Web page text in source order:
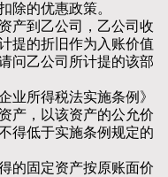
除的优惠政策。
到乙公司，乙公司收
提的折旧作为入账价值
问乙公司所计提的该部
所得税法实施条例》
产，以该资产的公允价
得低于实施条例规定的
固定资产按原账面价